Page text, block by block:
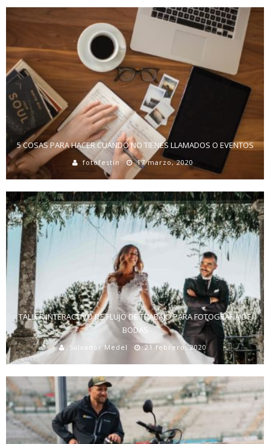
5 COSAS PARA HACER CUANDO NO TIENES LLAMADOS O EVENTOS
fotofestín 17 marzo, 2020
TALLER INTERACTIVO DE FLUJO DE TRABAJO PARA FOTOGRAFÍA DE
BODAS
Salvador Medel 21 febrero, 2020